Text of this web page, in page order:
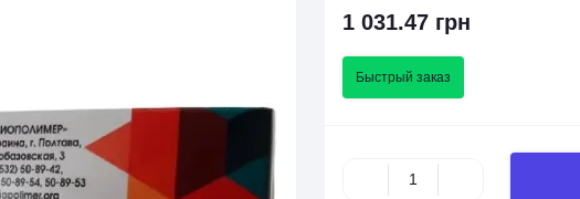
1 031.47 грн
Быстрый заказ